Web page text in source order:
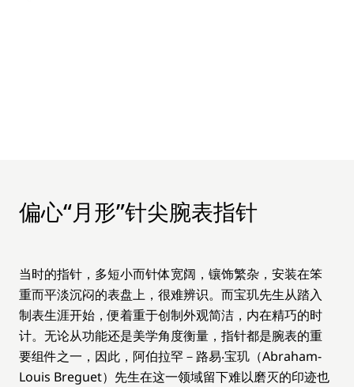
偏心“月形”针尖腕表指针
当时的指针，多短小而针体宽阔，镶饰繁杂，安装在笨
重而平淡沉闷的表盘上，很难辨识。而宝玑先生从踏入
制表生涯开始，便着重于创制外观简洁，内在精巧的时
计。无论从功能还是美学角度衡量，指针都是腕表的重
要组件之一，因此，阿伯拉罕－路易‧宝玑（Abraham-
Louis Breguet）先生在这一领域留下难以磨灭的印迹也